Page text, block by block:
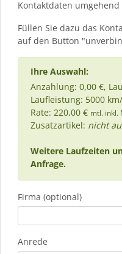
Kontaktdaten
Füllen Sie dazu das
auf den Button
Ihre Auswahl:
Anzahlung: 0,00 €,
Laufleistung: 5000
Rate: 220,00 € mtl. inkl.
Zusatzartikel: nicht
Weitere Laufzeiten
Anfrage.
Firma (optional)
Anrede